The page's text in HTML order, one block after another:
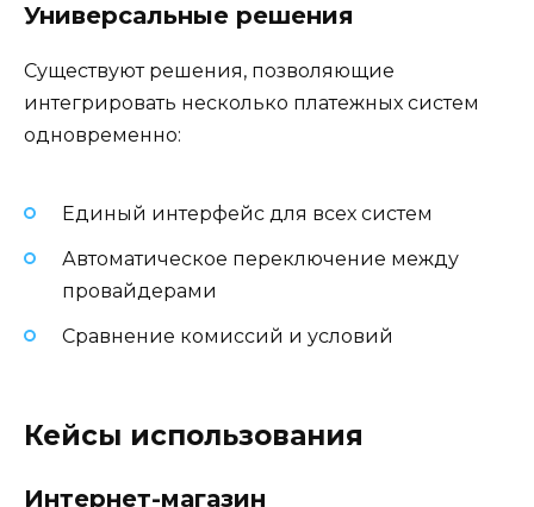
Универсальные решения
Существуют решения, позволяющие
интегрировать несколько платежных систем
одновременно:
Единый интерфейс для всех систем
Автоматическое переключение между
провайдерами
Сравнение комиссий и условий
Кейсы использования
Интернет-магазин